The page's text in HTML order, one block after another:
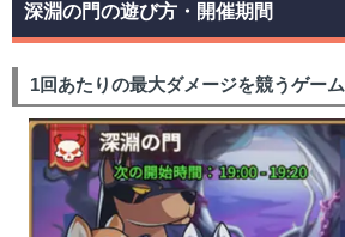
深淵の門の遊び方・開催期間
1回あたりの最大ダメージを競うゲーム